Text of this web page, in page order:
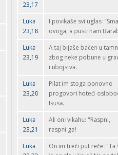
23,17
Luka
23,18
I povikaše svi uglas:
ovoga, a pusti nam
Luka
23,19
A taj bijaše bačen u
zbog neke pobune u
i ubojstva.
Luka
23,20
Pilat im stoga ponovno
progovori hoteći
Isusa.
Luka
23,21
Ali oni vikahu: "Raspni,
raspni ga!
Luka
On im treći put reče: "Ta